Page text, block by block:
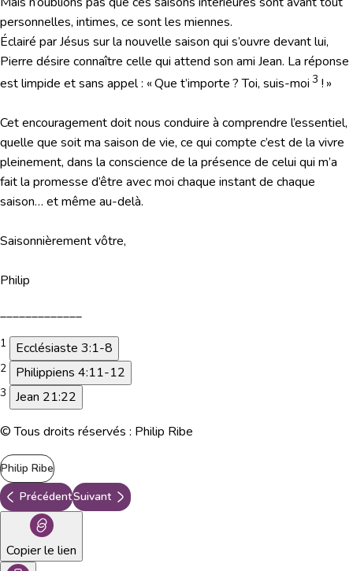
personnelles, intimes, ce sont les miennes.
Éclairé par Jésus sur la nouvelle saison qui s’ouvre devant lui,
Pierre désire connaître celle qui attend son ami Jean. La réponse
est limpide et sans appel : « Que t’importe ? Toi, suis-moi 3 ! »
Cet encouragement doit nous conduire à comprendre l’essentiel,
quelle que soit ma saison de vie, ce qui compte c’est de la vivre
pleinement, dans la conscience de la présence de celui qui m’a
fait la promesse d’être avec moi chaque instant de chaque
saison… et même au-delà.
Saisonnièrement vôtre,
Philip
_____________
1 Ecclésiaste 3:1-8
2 Philippiens 4:11-12
3
Jean 21:22
© Tous droits réservés : Philip Ribe
Philip Ribe
PrécédentSuivant
Copier le lien